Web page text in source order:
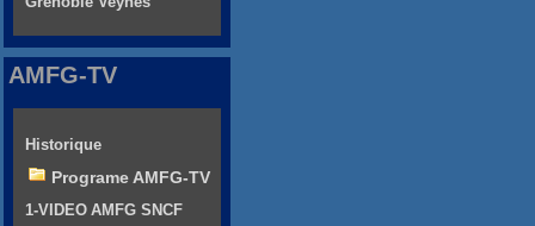
AMFG-TV
Historique
Programe AMFG-TV
1-VIDEO AMFG SNCF